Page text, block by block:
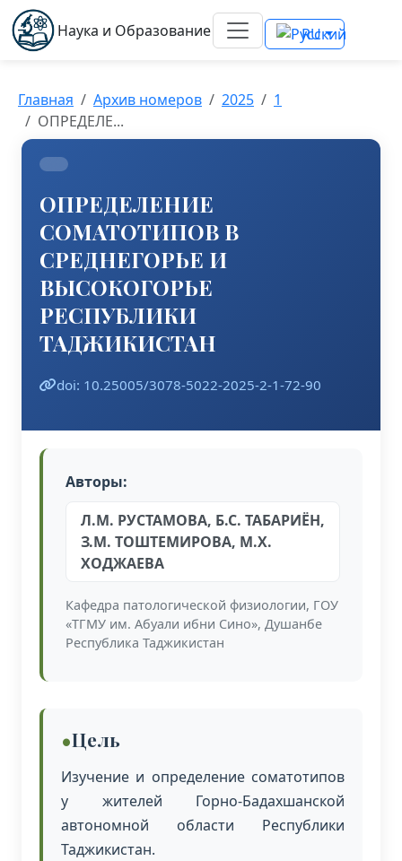
Наука и Образование RU
Главная Архив номеров 2025
1
ОПРЕДЕЛЕ...
ОПРЕДЕЛЕНИЕ
СОМАТОТИПОВ В
СРЕДНЕГОРЬЕ И
ВЫСОКОГОРЬЕ
РЕСПУБЛИКИ
ТАДЖИКИСТАН
doi: 10.25005/3078-5022-2025-2-1-72-90
Авторы:
Л.М. РУСТАМОВА, Б.С. ТАБАРИЁН,
З.М. ТОШТЕМИРОВА, М.Х.
ХОДЖАЕВА
Кафедра патологической физиологии, ГОУ
«ТГМУ им. Абуали ибни Сино», Душанбе
Республика Таджикистан
Цель
Изучение и определение соматотипов
у жителей Горно-Бадахшанской
автономной области Республики
Таджикистан.